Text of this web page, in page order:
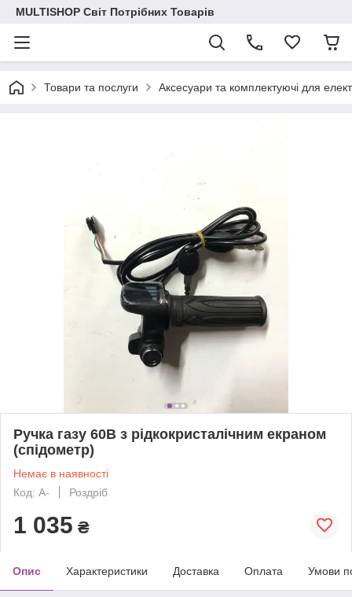
MULTISHOP Світ Потрібних Товарів
Товари та послуги Аксесуари та комплектуючі для
Ручка газу 60В з рідкокристалічним екраном
(спідометр)
Немає в наявності
Код: А-
Роздріб
1 035 ₴
Опис Характеристики Доставка Оплата Умови